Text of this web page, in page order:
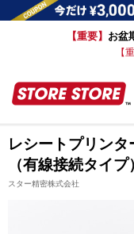
【重要】 お盆
【
レシートプリン
（有線接続タイプ）
スター精密株式会社